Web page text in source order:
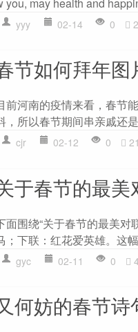
yyy 02-14 0
节如何拜年图
前河南的疫情来看，春节
，所以春节期间串亲戚还
cjr 02-12 0
于春节的最美
面围绕“关于春节的最美对
；下联：红花爱英雄。这
gyc 02-11 0
何妨的春节诗